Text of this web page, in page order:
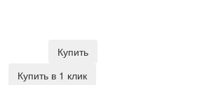
Купить
Купить в 1 клик